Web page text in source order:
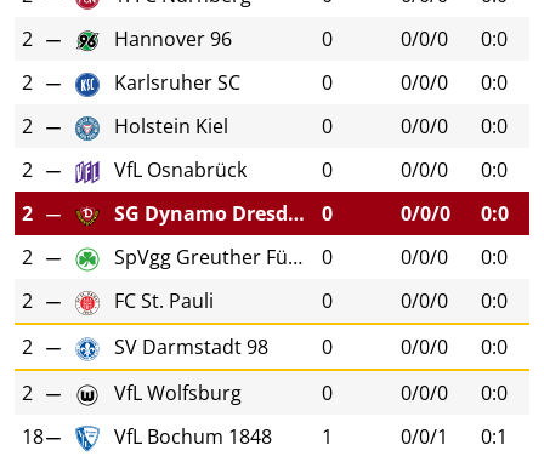
2
Hannover 96 0 0/0/0
0:0
2
Karlsruher SC 0 0/0/0
0:0
2
Holstein Kiel 0 0/0/0
0:0
2
VfL Osnabrück 0 0/0/0
0:0
2
SG Dynamo Dresden 0 0/0/0
0:0
2
SpVgg Greuther Fürth 0 0/0/0
0:0
2
FC St. Pauli 0 0/0/0
0:0
2
SV Darmstadt 98 0 0/0/0
0:0
2
VfL Wolfsburg 0 0/0/0
0:0
18
VfL Bochum 1848 1 0/0/1 0:1